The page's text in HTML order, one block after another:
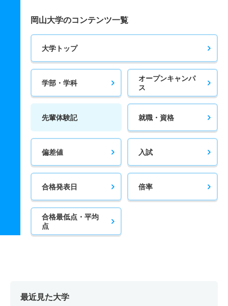
岡山大学のコンテンツ一覧
大学トップ
学部・学科
オープンキャンパ
ス
先輩体験記 就職・資格
偏差値 入試
合格発表日 倍率
合格最低点・平均
点
最近見た大学